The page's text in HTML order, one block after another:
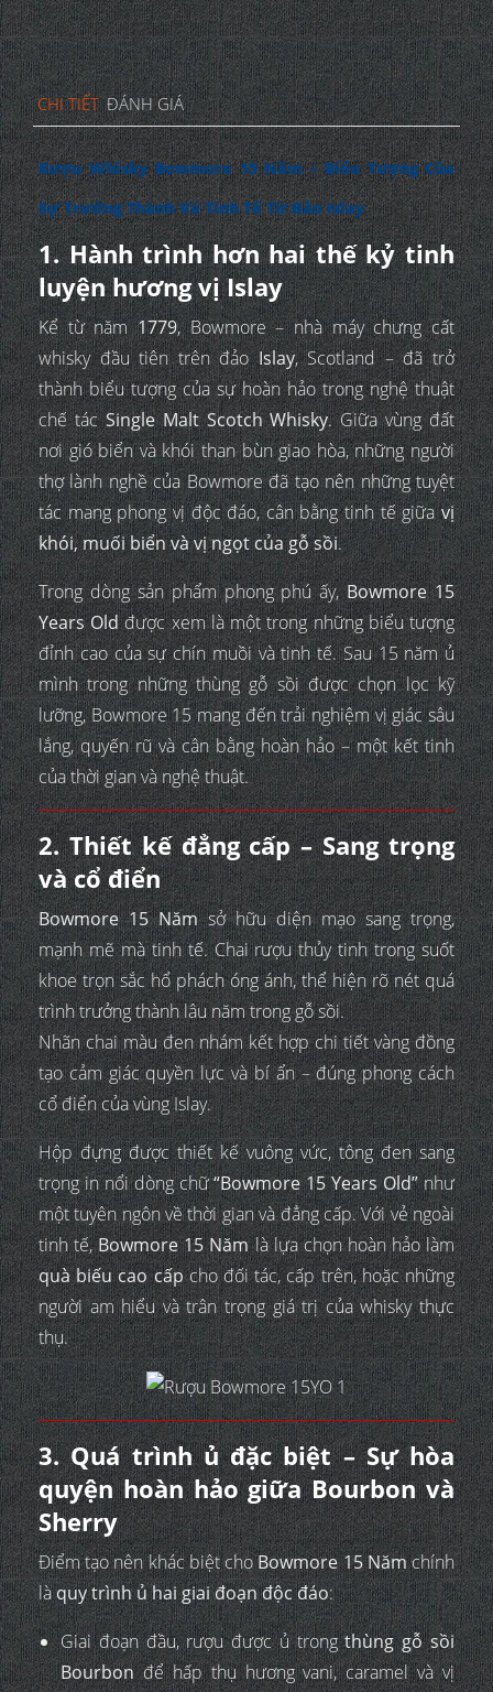
CHI TIẾT ĐÁNH GIÁ
Rượu Whisky Bowmore 15 Năm – Biểu Tượng Của
Sự Trưởng Thành Và Tinh Tế Từ Đảo Islay
1. Hành trình hơn hai thế kỷ tinh
luyện hương vị Islay
Kể từ năm1779, Bowmore – nhà máy chưng cất
whisky đầu tiên trên đảoIslay, Scotland – đã trở
thành biểu tượng của sự hoàn hảo trong nghệ thuật
chế tácSingle Malt Scotch Whisky. Giữa vùng đất
nơi gió biển và khói than bùn giao hòa, những người
thợ lành nghề của Bowmore đã tạo nên những tuyệt
tác mang phong vị độc đáo, cân bằng tinh tế giữavị
khói, muối biển và vị ngọt của gỗ sồi.
Trong dòng sản phẩm phong phú ấy,Bowmore 15
Years Oldđược xem là một trong những biểu tượng
đỉnh cao của sự chín muồi và tinh tế. Sau 15 năm ủ
mình trong những thùng gỗ sồi được chọn lọc kỹ
lưỡng, Bowmore 15 mang đến trải nghiệm vị giác sâu
lắng, quyến rũ và cân bằng hoàn hảo – một kết tinh
của thời gian và nghệ thuật.
2. Thiết kế đẳng cấp – Sang trọng
và cổ điển
Bowmore 15 Nămsở hữu diện mạo sang trọng,
mạnh mẽ mà tinh tế. Chai rượu thủy tinh trong suốt
khoe trọn sắc hổ phách óng ánh, thể hiện rõ nét quá
trình trưởng thành lâu năm trong gỗ sồi.
Nhãn chai màu đen nhám kết hợp chi tiết vàng đồng
tạo cảm giác quyền lực và bí ẩn – đúng phong cách
cổ điển của vùng Islay.
Hộp đựng được thiết kế vuông vức, tông đen sang
trọng in nổi dòng chữ“Bowmore 15 Years Old”như
một tuyên ngôn về thời gian và đẳng cấp. Với vẻ ngoài
tinh tế,Bowmore 15 Nămlà lựa chọn hoàn hảo làm
quà biếu cao cấpcho đối tác, cấp trên, hoặc những
người am hiểu và trân trọng giá trị của whisky thực
thụ.
3. Quá trình ủ đặc biệt – Sự hòa
quyện hoàn hảo giữa Bourbon và
Sherry
Điểm tạo nên khác biệt choBowmore 15 Nămchính
làquy trình ủ hai giai đoạn độc đáo:
Giai đoạn đầu, rượu được ủ trongthùng gỗ sồi
Bourbonđể hấp thụ hương vani, caramel và vị